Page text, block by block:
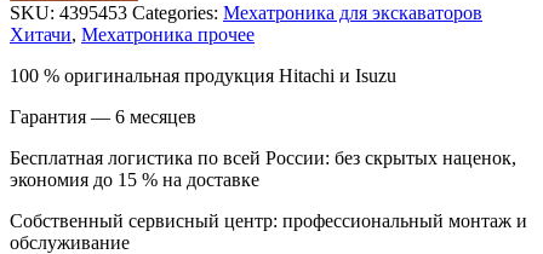
SKU: 4395453 Categories: Мехатроника для экскаваторов
Хитачи, Мехатроника прочее
100 % оригинальная продукция Hitachi и Isuzu
Гарантия — 6 месяцев
Бесплатная логистика по всей России: без скрытых наценок,
экономия до 15 % на доставке
Собственный сервисный центр: профессиональный монтаж и
обслуживание